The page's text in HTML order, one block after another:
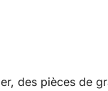
des pièces de